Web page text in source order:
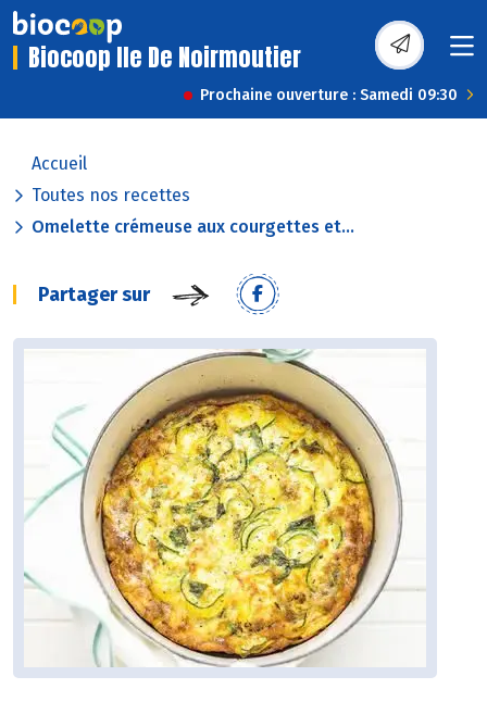
Biocoop Ile De Noirmoutier
Prochaine ouverture : Samedi 09:30
Accueil
Toutes nos recettes
Omelette crémeuse aux courgettes et...
Partager sur